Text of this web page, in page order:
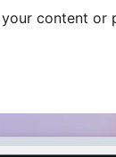
content